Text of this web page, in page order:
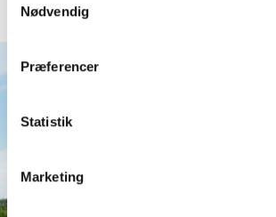
tilbage eller ændre indstillinger fra vores
"Cookiedeklaration", eller ved at trykke
Indsamle præcise oplysninger om
Identificere din enhed baseret på
dens unikke karakteristika
Nødvendig
Præferencer
Statistik
Marketing